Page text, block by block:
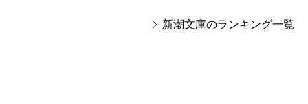
新潮文庫のランキング一覧